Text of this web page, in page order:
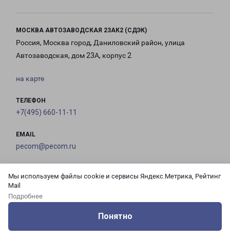
Мы используем файлы cookie и сервисы Яндекс.Метрика, Рейтинг
Mail
Подробнее
Понятно
МОСКВА АВТОЗАВОДСКАЯ 23АК2 (СДЭК)
Россия, Москва город, Даниловский район, улица
Автозаводская, дом 23А, корпус 2
на карте
ТЕЛЕФОН
+7(495) 660-11-11
EMAIL
pecom@pecom.ru
с 10:00 до
с 10:00 до
с 10:00 до
21:00
с 10:00 до